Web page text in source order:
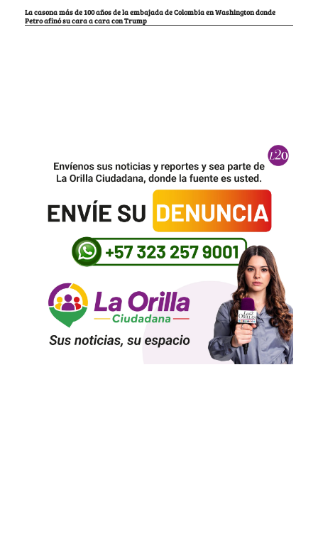
La casona más de 100 años de la embajada de Colombia en Washington donde
Petro afinó su cara a cara con Trump